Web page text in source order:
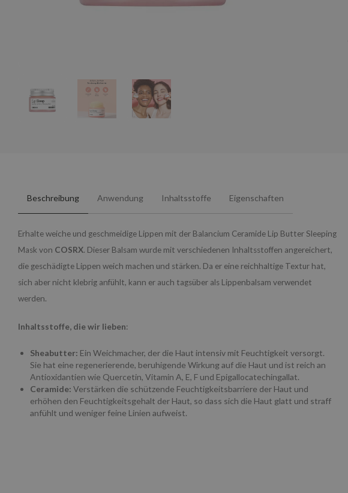
Beschreibung Anwendung Inhaltsstoffe Eigenschaften
Erhalte weiche und geschmeidige Lippen mit der Balancium Ceramide Lip Butter Sleeping
Mask von COSRX. Dieser Balsam wurde mit verschiedenen Inhaltsstoffen angereichert,
die geschädigte Lippen weich machen und stärken. Da er eine reichhaltige Textur hat,
sich aber nicht klebrig anfühlt, kann er auch tagsüber als Lippenbalsam verwendet
werden.
Inhaltsstoffe, die wir lieben:
Sheabutter: Ein Weichmacher, der die Haut intensiv mit Feuchtigkeit versorgt.
Sie hat eine regenerierende, beruhigende Wirkung auf die Haut und ist reich an
Antioxidantien wie Quercetin, Vitamin A, E, F und Epigallocatechingallat.
Ceramide: Verstärken die schützende Feuchtigkeitsbarriere der Haut und
erhöhen den Feuchtigkeitsgehalt der Haut, so dass sich die Haut glatt und straff
anfühlt und weniger feine Linien aufweist.